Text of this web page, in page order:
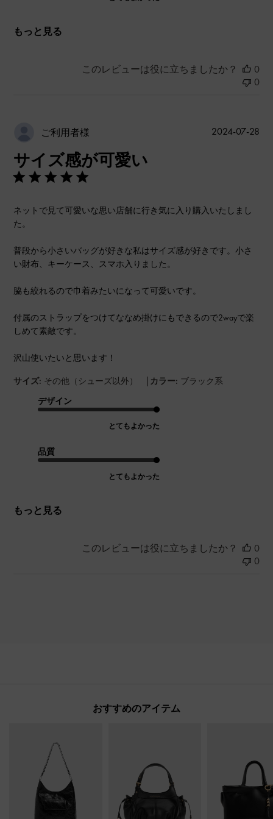
もっと見る
このレビューは役に立ちましたか？
0
0
ご利用者様
サイズ感が可愛い
ネットで見て可愛いな思い店舗に行き気に入り購入いたしまし
た。
普段から小さいバッグが好きな私はサイズ感が好きです。小さ
い財布、キーケース、スマホ入りました。
脇も絞れるので巾着みたいになって可愛いです。
付属のストラップをつけてななめ掛けにもできるので2wayで楽
しめて素敵です。
沢山使いたいと思います！
サイズ: その他（シューズ以外） | カラー: ブラック系
デザイン
とてもよかった
品質
とてもよかった
もっと見る
公
2024-07-28
このレビューは役に立ちましたか？
0
0
おすすめのアイテム